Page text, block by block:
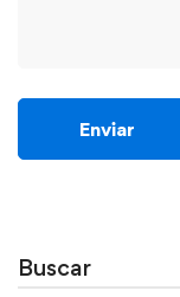
Buscar